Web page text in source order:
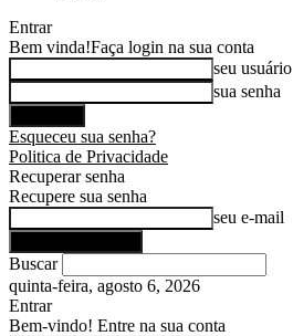
Entrar
Bem vinda!Faça login na sua conta
seu usuário
sua senha
Esqueceu sua senha?
Politica de Privacidade
Recuperar senha
Recupere sua senha
seu e-mail
Buscar
quinta-feira, agosto 6, 2026
Entrar
Bem-vindo! Entre na sua conta